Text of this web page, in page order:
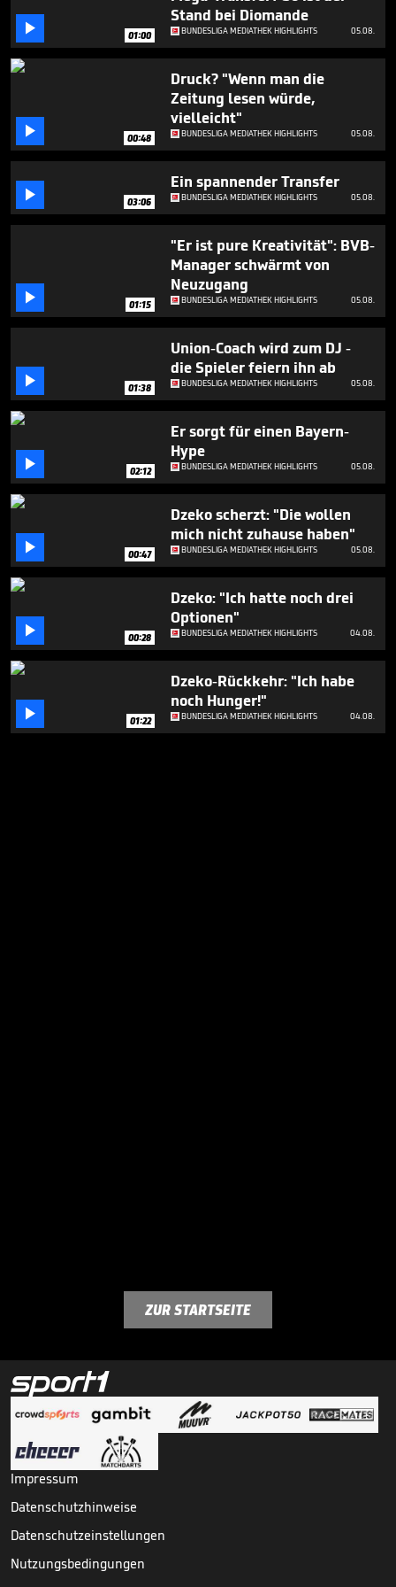
seconds
 01:00
Stand bei Diomande
BUNDESLIGA MEDIATHEK HIGHLIGHTS 05.08.
 00:48
Druck? "Wenn man die
Zeitung lesen würde,
vielleicht"
BUNDESLIGA MEDIATHEK HIGHLIGHTS 05.08.
 03:06
Ein spannender Transfer
BUNDESLIGA MEDIATHEK HIGHLIGHTS 05.08.
 01:15
"Er ist pure Kreativität": BVB-
Manager schwärmt von
Neuzugang
BUNDESLIGA MEDIATHEK HIGHLIGHTS 05.08.
 01:38
Union-Coach wird zum DJ -
die Spieler feiern ihn ab
BUNDESLIGA MEDIATHEK HIGHLIGHTS 05.08.
 02:12
Er sorgt für einen Bayern-
Hype
BUNDESLIGA MEDIATHEK HIGHLIGHTS 05.08.
 00:47
Dzeko scherzt: "Die wollen
mich nicht zuhause haben"
BUNDESLIGA MEDIATHEK HIGHLIGHTS 05.08.
 00:28
Dzeko: "Ich hatte noch drei
Optionen"
BUNDESLIGA MEDIATHEK HIGHLIGHTS 04.08.
 01:22
Dzeko-Rückkehr: "Ich habe
noch Hunger!"
BUNDESLIGA MEDIATHEK HIGHLIGHTS 04.08.
ZUR STARTSEITE
Impressum
Datenschutzhinweise
Datenschutzeinstellungen
Nutzungsbedingungen